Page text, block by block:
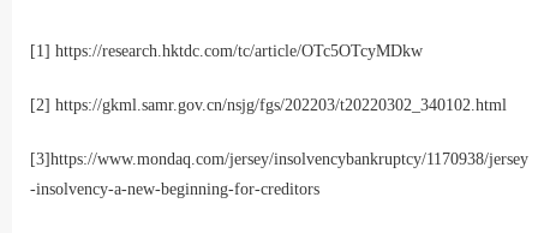
[1] https://research.hktdc.com/tc/article/OTc5OTcyMDkw
[2] https://gkml.samr.gov.cn/nsjg/fgs/202203/t20220302_340102.html
[3]https://www.mondaq.com/jersey/insolvencybankruptcy/1170938/jersey
-insolvency-a-new-beginning-for-creditors